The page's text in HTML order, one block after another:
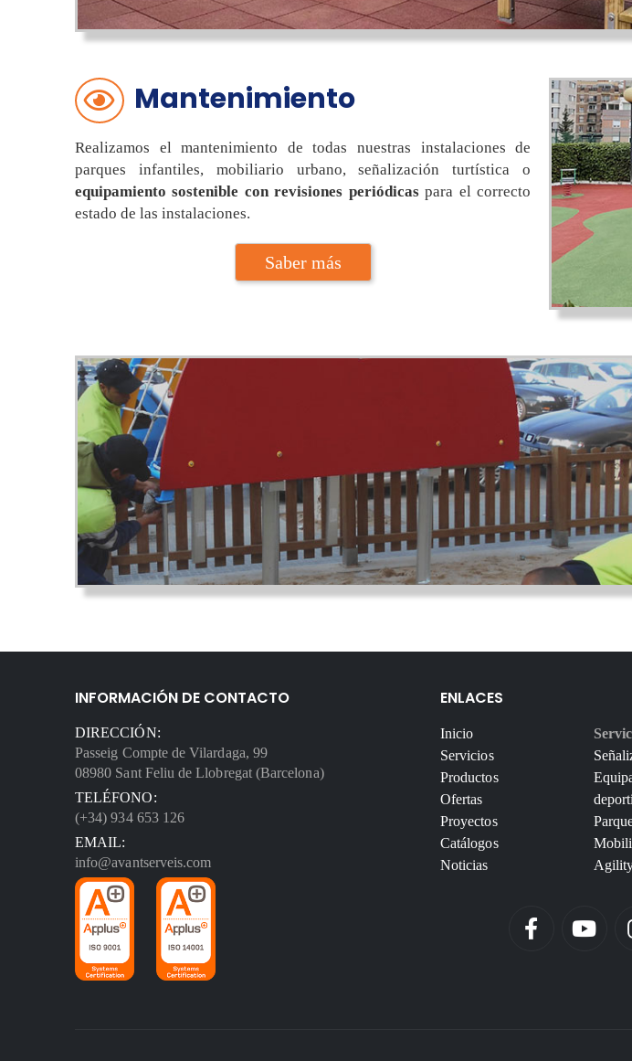
Mantenimiento
Realizamos el mantenimiento de todas nuestras instalaciones de
parques infantiles, mobiliario urbano, señalización turtística o
equipamiento sostenible con revisiones periódicaspara el correcto
estado de las instalaciones.
Saber más
INFORMACIÓN DE CONTACTO
DIRECCIÓN:
Passeig Compte de Vilardaga, 99
08980 Sant Feliu de Llobregat (Barcelona)
TELÉFONO:
(+34) 934 653 126
EMAIL:
info@avantserveis.com
ENLACES
Inicio
Servicios
Productos
Ofertas
Proyectos
Catálogos
Noticias